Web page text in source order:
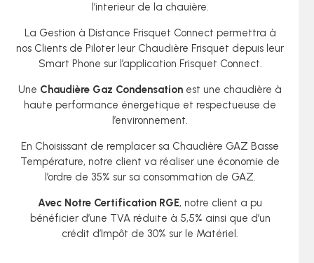
l’interieur de la chauière.
La Gestion à Distance Frisquet Connect permettra à
nos Clients de Piloter leur Chaudière Frisquet depuis leur
Smart Phone sur l’application Frisquet Connect.
Une Chaudière Gaz Condensation est une chaudière à
haute performance énergetique et respectueuse de
l’environnement.
En Choisissant de remplacer sa Chaudière GAZ Basse
Température, notre client va réaliser une économie de
l’ordre de 35% sur sa consommation de GAZ.
Avec Notre Certification RGE, notre client a pu
bénéficier d’une TVA réduite à 5,5% ainsi que d’un
crédit d’Impôt de 30% sur le Matériel.